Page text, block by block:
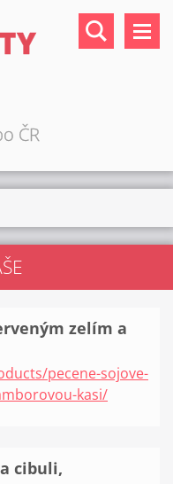
ČR
zelím a
pecene-sojove-
kasi/
cibuli,